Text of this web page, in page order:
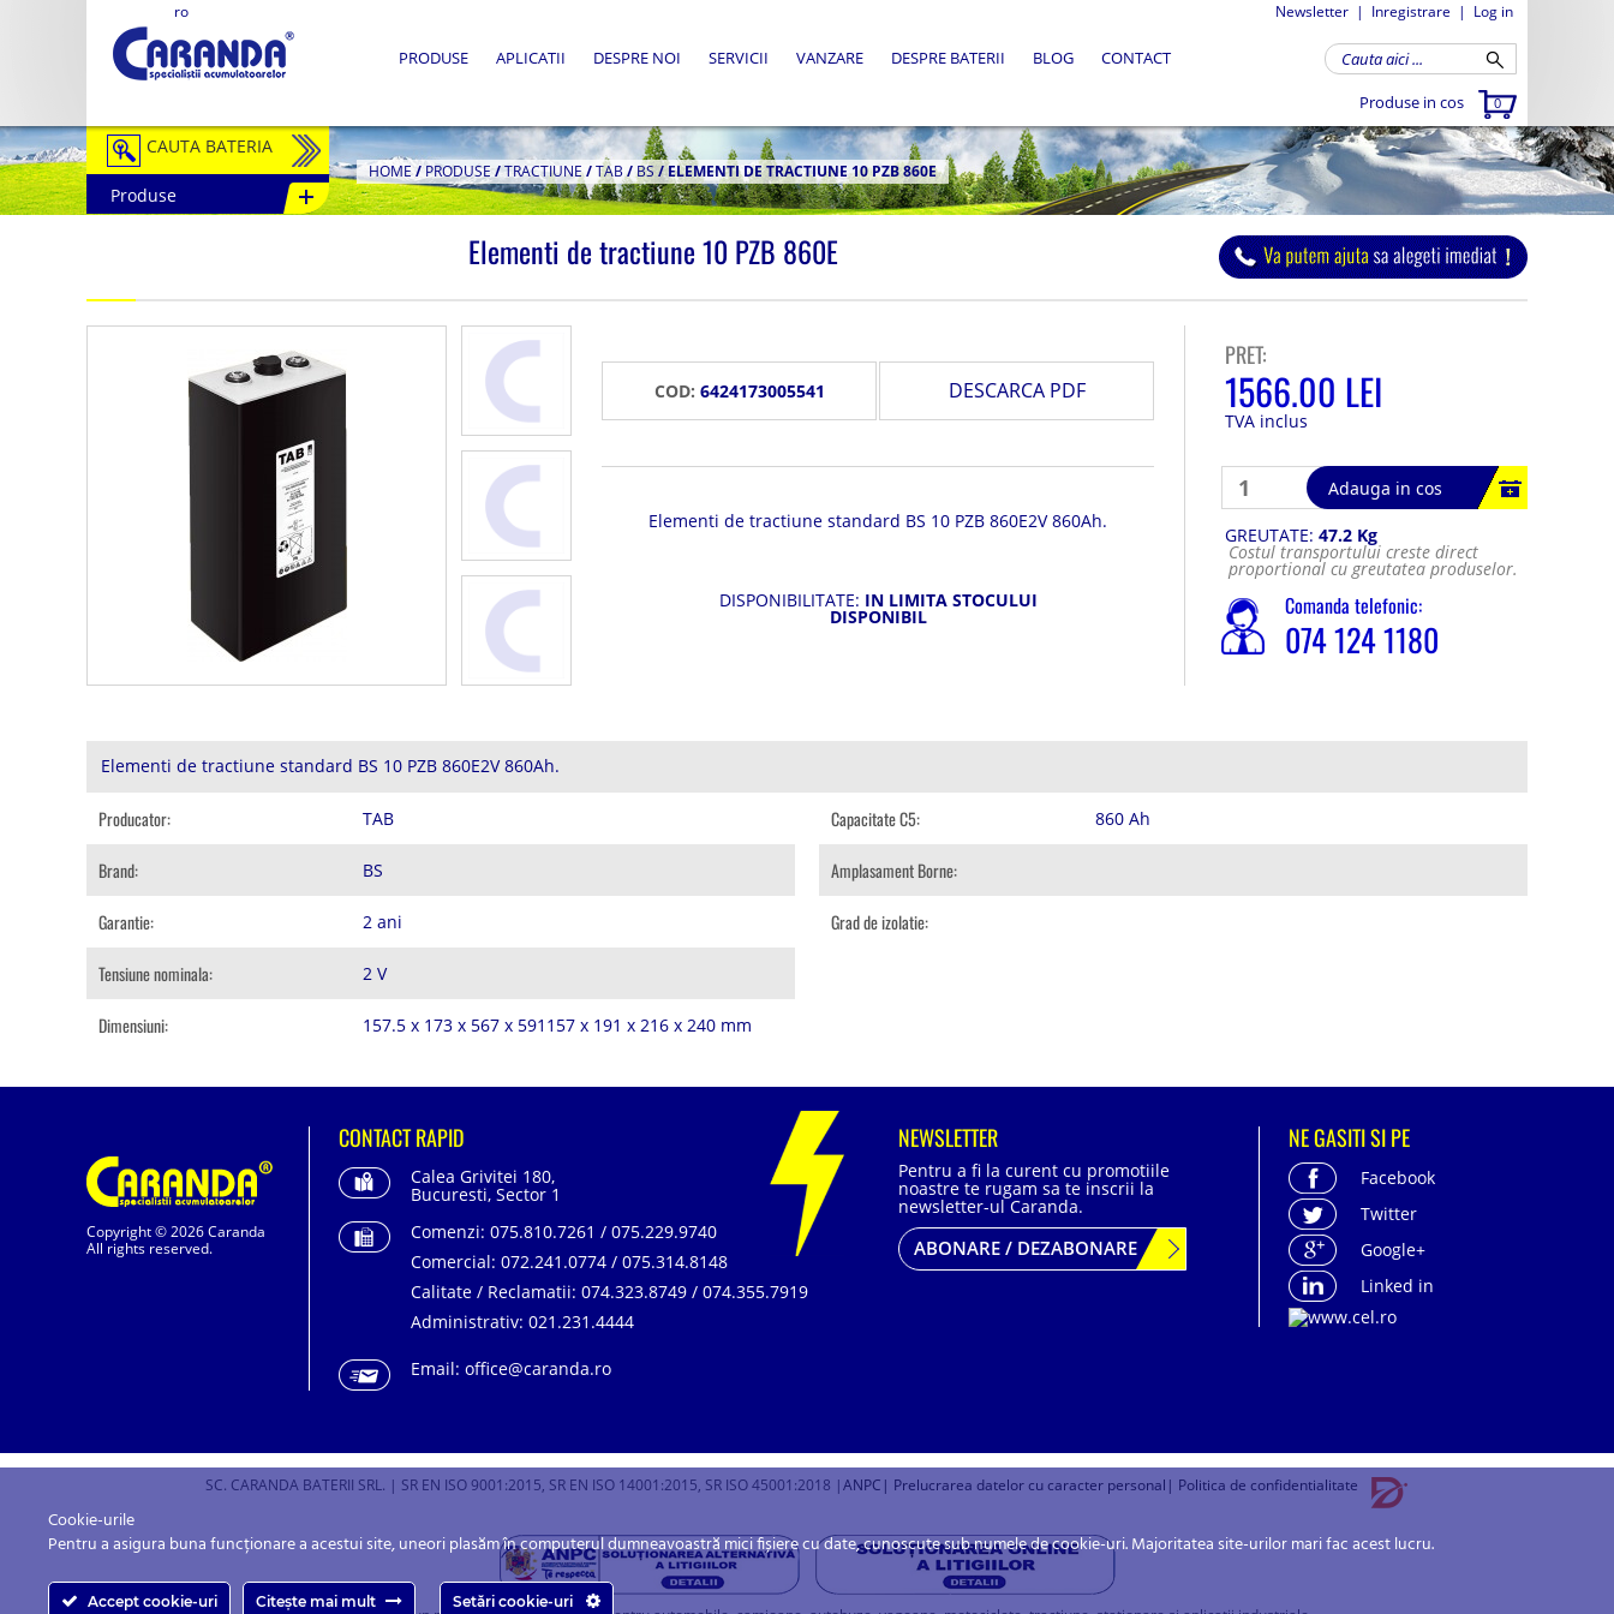
ro Newsletter | Inregistrare | Log in
Produse in cos 0
PRODUSE APLICATII DESPRE NOI SERVICII VANZARE DESPRE BATERII BLOG CONTACT
CAUTA BATERIA
Auto / Moto
Semitractiune
Redresoare
Accesorii Baterii
Fotovoltaice
Produse
HOME/PRODUSE /TRACTIUNE/TAB/BS/ELEMENTI DE TRACTIUNE 10 PZB 860E
Elementi de tractiune 10 PZB 860E
COD: 6424173005541 DESCARCA PDF
Elementi de tractiune standard BS 10 PZB 860E2V 860Ah.
DISPONIBILITATE: IN LIMITA STOCULUI
DISPONIBIL
PRET:
1566.00 LEI
TVA inclus
Adauga in cos
GREUTATE: 47.2 Kg
Costul transportului creste direct
proportional cu greutatea produselor.
Comanda telefonic:
074 124 1180
Elementi de tractiune standard BS 10 PZB 860E2V 860Ah.
Producator: TAB
Brand: BS
Garantie: 2 ani
Tensiune nominala: 2 V
Dimensiuni: 157.5 x 173 x 567 x 591157 x 191 x 216 x 240 mm
Capacitate C5: 860 Ah
Amplasament Borne:
Grad de izolatie:
Copyright © 2026 Caranda
All rights reserved.
CONTACT RAPID
Calea Grivitei 180,
Bucuresti, Sector 1
Comenzi: 075.810.7261 / 075.229.9740
Comercial: 072.241.0774 / 075.314.8148
Calitate / Reclamatii: 074.323.8749 / 074.355.7919
Administrativ: 021.231.4444
Email: office@caranda.ro
NEWSLETTER
Pentru a fi la curent cu promotiile
noastre te rugam sa te inscrii la
newsletter-ul Caranda.
ABONARE / DEZABONARE
NE GASITI SI PE
Facebook
Twitter
Google+
Linked in
SC. CARANDA BATERII SRL. | SR EN ISO 9001:2015, SR EN ISO 14001:2015, SR ISO 45001:2018 |ANPC | Prelucrarea datelor cu caracter personal | Politica de confidentialitate
Cookie-urile
Pentru a asigura buna funcționare a acestui site, uneori plasăm în computerul dumneavoastră mici fișiere cu date, cunoscute sub numele de cookie-uri. Majoritatea site-urilor mari fac acest lucru.
Accept cookie-uri Citește mai mult Setări cookie-uri